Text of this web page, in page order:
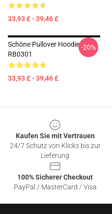
33,93 £ - 39,46 £
Schöne Pullover Hoodie
RB0301
33,93 £ - 39,46 £
-20%
Kaufen Sie mit Vertrauen
24/7 Schutz von Klicks bis zur
Lieferung
100% Sicherer Checkout
PayPal / MasterCard / Visa